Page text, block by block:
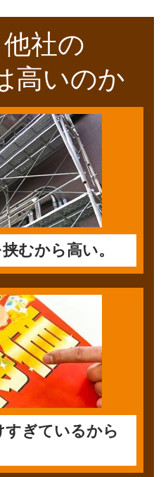
社の
高いのか
むから高い。
ぎているから